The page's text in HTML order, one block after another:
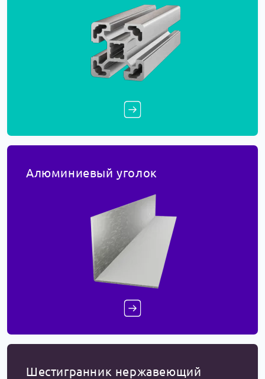
Алюминиевый уголок
Шестигранник нержавеющий